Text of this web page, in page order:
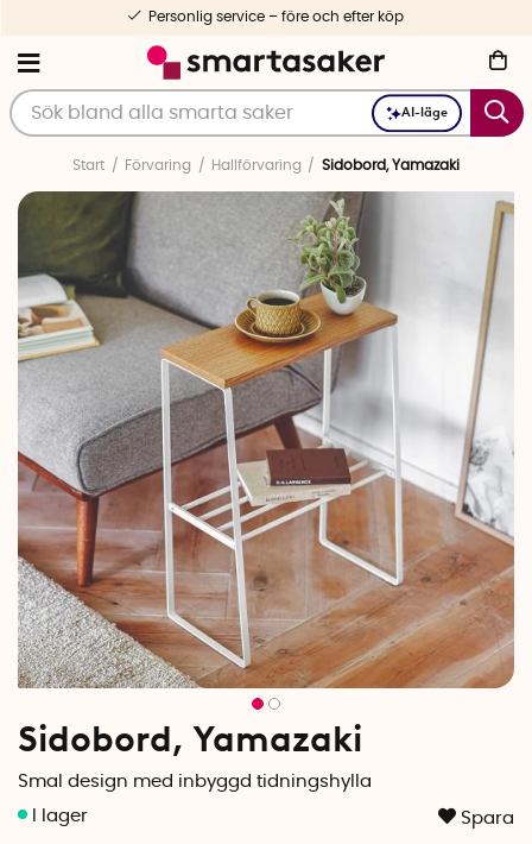
AI-läge
Personlig service – före och efter köp
Start Förvaring Hallförvaring Sidobord, Yamazaki
Sidobord, Yamazaki
Smal design med inbyggd tidningshylla
Spara